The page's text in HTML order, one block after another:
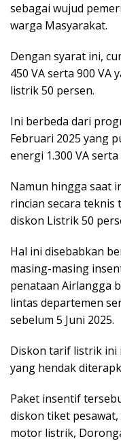
sebagai wujud
warga Masyarakat.
Dengan syarat ini,
450 VA serta 900 VA
listrik 50 persen.
Ini berbeda dari
Februari 2025 yang
energi 1.300 VA serta
Namun hingga saat
rincian secara
diskon Listrik 50
Hal ini disebabkan
masing-masing
penataan Airlangga
lintas departemen
sebelum 5 Juni 2025.
Diskon tarif listrik ini
yang hendak
Paket insentif
diskon tiket
motor listrik,